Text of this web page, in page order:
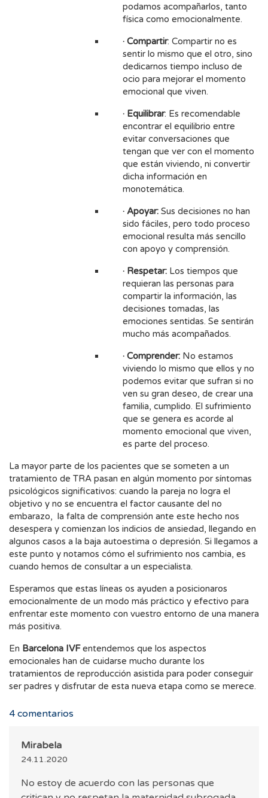
podamos acompañarlos, tanto
física como emocionalmente.
· Compartir: Compartir no es
sentir lo mismo que el otro, sino
dedicarnos tiempo incluso de
ocio para mejorar el momento
emocional que viven.
· Equilibrar: Es recomendable
encontrar el equilibrio entre
evitar conversaciones que
tengan que ver con el momento
que están viviendo, ni convertir
dicha información en
monotemática.
· Apoyar: Sus decisiones no han
sido fáciles, pero todo proceso
emocional resulta más sencillo
con apoyo y comprensión.
· Respetar: Los tiempos que
requieran las personas para
compartir la información, las
decisiones tomadas, las
emociones sentidas. Se sentirán
mucho más acompañados.
· Comprender: No estamos
viviendo lo mismo que ellos y no
podemos evitar que sufran si no
ven su gran deseo, de crear una
familia, cumplido. El sufrimiento
que se genera es acorde al
momento emocional que viven,
es parte del proceso.
La mayor parte de los pacientes que se someten a un
tratamiento de TRA pasan en algún momento por síntomas
psicológicos significativos: cuando la pareja no logra el
objetivo y no se encuentra el factor causante del no
embarazo, la falta de comprensión ante este hecho nos
desespera y comienzan los indicios de ansiedad, llegando en
algunos casos a la baja autoestima o depresión. Si llegamos a
este punto y notamos cómo el sufrimiento nos cambia, es
cuando hemos de consultar a un especialista.
Esperamos que estas líneas os ayuden a posicionaros
emocionalmente de un modo más práctico y efectivo para
enfrentar este momento con vuestro entorno de una manera
más positiva.
En Barcelona IVFentendemos que los aspectos
emocionales han de cuidarse mucho durante los
tratamientos de reproducción asistida para poder conseguir
ser padres y disfrutar de esta nueva etapa como se merece.
4 comentarios
Mirabela
24.11.2020
No estoy de acuerdo con las personas que